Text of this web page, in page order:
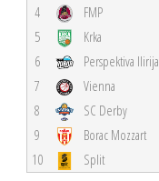
4
FMP
5
Krka
6
Perspektiva Ilirija
7
Vienna
8
SC Derby
9
Borac Mozzart
10
Split